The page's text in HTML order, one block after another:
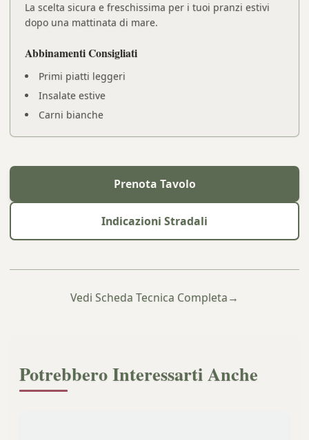
La scelta sicura e freschissima per i tuoi pranzi estivi
dopo una mattinata di mare.
Abbinamenti Consigliati
Primi piatti leggeri
Insalate estive
Carni bianche
Prenota Tavolo
Indicazioni Stradali
Vedi Scheda Tecnica Completa→
Potrebbero Interessarti Anche